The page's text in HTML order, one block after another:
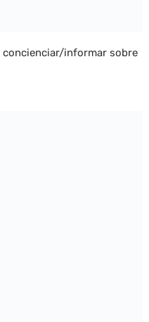
concienciar/informar sobre